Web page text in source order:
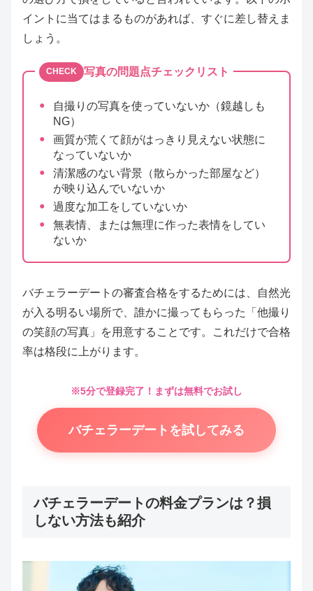
イントに当てはまるものがあれば、すぐに差し替えま
しょう。
CHECK 写真の問題点チェックリスト
自撮りの写真を使っていないか（鏡越しも
NG）
画質が荒くて顔がはっきり見えない状態に
なっていないか
清潔感のない背景（散らかった部屋など）
が映り込んでいないか
過度な加工をしていないか
無表情、または無理に作った表情をしてい
ないか
バチェラーデートの審査合格をするためには、自然光
が入る明るい場所で、誰かに撮ってもらった「他撮り
の笑顔の写真」を用意することです。これだけで合格
率は格段に上がります。
※5分で登録完了！まずは無料でお試し
バチェラーデートを試してみる
バチェラーデートの料金プランは？損
しない方法も紹介